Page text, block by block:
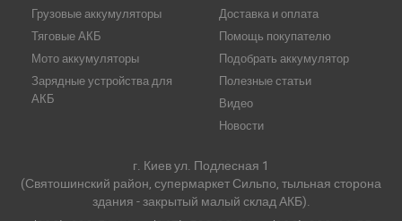
Грузовые аккумуляторы
Тяговые АКБ
Мото аккумуляторы
Зарядные устройства для
АКБ
Доставка и оплата
Помощь покупателю
Подобрать аккумулятор
Полезные статьи
Видео
Новости
г. Киев ул. Подлесная 1
(Святошинский район, супермаркет Сильпо, тыльная сторона
здания - закрытый малый склад АКБ).